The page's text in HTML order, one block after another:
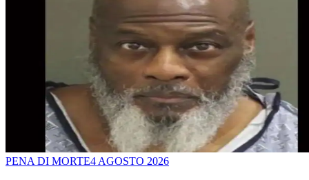
PENA DI MORTE4 AGOSTO 2026